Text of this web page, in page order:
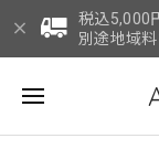
税込5,000
別途地域